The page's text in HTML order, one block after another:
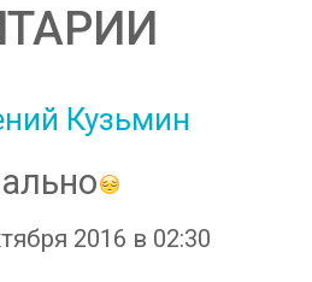
Кузьмин
2016 в 02:30